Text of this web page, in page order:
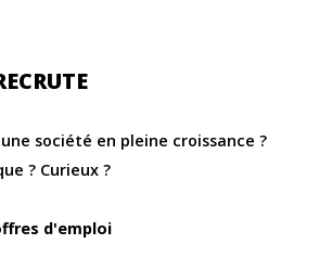
société en pleine croissance ?
? Curieux ?
d'emploi